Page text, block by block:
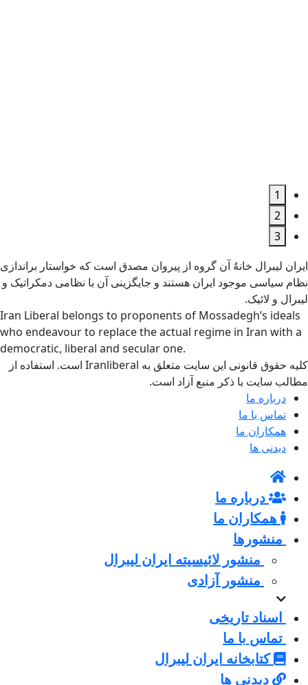
1
2
3
ایران لیبرال خانهٌ آن گروه از پیروان مصدق است که خواستار براندازی
نظام سیاسی موجود ایران هستند و جایگزینی آن با نظامی دمکراتیک و
لیبرال و لائیک.
Iran Liberal belongs to proponents of Mossadegh’s ideals
who endeavour to replace the actual regime in Iran with a
democratic, liberal and secular one.
کلیه حقوق قانونی این سایت متعلق به Iranliberal است. استفاده از
مطالب سایت با ذکر منبع آزاد است.
درباره ما
تماس با ما
همکاران ما
دیدنی ها
درباره ما
همکاران ما
منشورها
منشور لائیسیته ایران لیبرال
منشور آزادی
اسناد تاریخی
تماس با ما
کتابخانه ایران لیبرال
دیدنی ها